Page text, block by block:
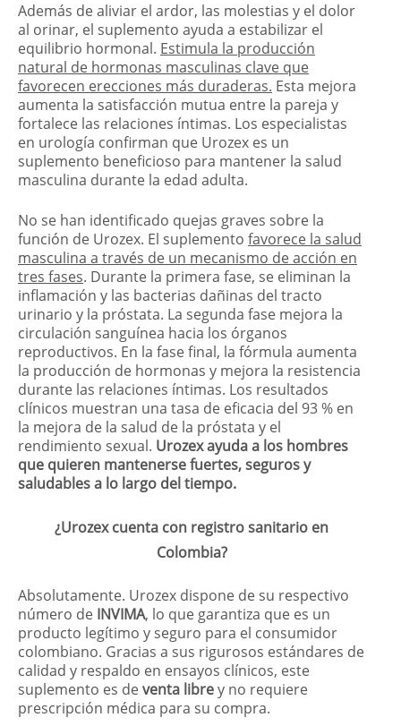
Además de aliviar el ardor, las molestias y el dolor
al orinar, el suplemento ayuda a estabilizar el
equilibrio hormonal. Estimula la producción
natural de hormonas masculinas clave que
favorecen erecciones más duraderas. Esta mejora
aumenta la satisfacción mutua entre la pareja y
fortalece las relaciones íntimas. Los especialistas
en urología confirman que Urozex es un
suplemento beneficioso para mantener la salud
masculina durante la edad adulta.
No se han identificado quejas graves sobre la
función de Urozex. El suplemento favorece la salud
masculina a través de un mecanismo de acción en
tres fases. Durante la primera fase, se eliminan la
inflamación y las bacterias dañinas del tracto
urinario y la próstata. La segunda fase mejora la
circulación sanguínea hacia los órganos
reproductivos. En la fase final, la fórmula aumenta
la producción de hormonas y mejora la resistencia
durante las relaciones íntimas. Los resultados
clínicos muestran una tasa de eficacia del 93 % en
la mejora de la salud de la próstata y el
rendimiento sexual. Urozex ayuda a los hombres
que quieren mantenerse fuertes, seguros y
saludables a lo largo del tiempo.
¿Urozex cuenta con registro sanitario en
Colombia?
Absolutamente. Urozex dispone de su respectivo
número de INVIMA, lo que garantiza que es un
producto legítimo y seguro para el consumidor
colombiano. Gracias a sus rigurosos estándares de
calidad y respaldo en ensayos clínicos, este
suplemento es deventa librey no requiere
prescripción médica para su compra.